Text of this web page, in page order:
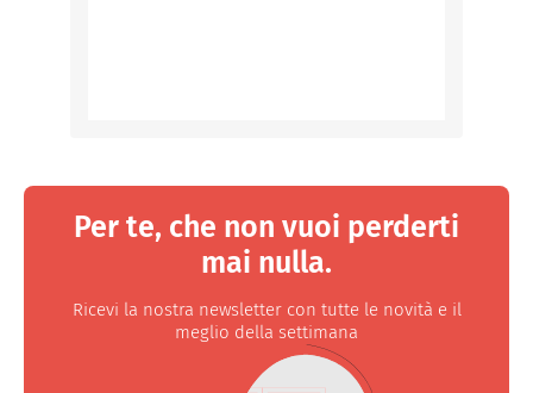
Per te, che non vuoi perderti
mai nulla.
Ricevi la nostra newsletter con tutte le novità e il
meglio della settimana